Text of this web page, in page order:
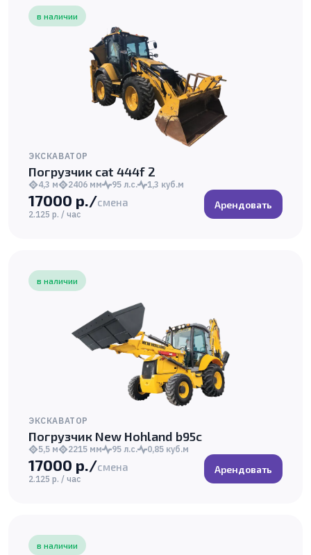
в наличии
ЭКСКАВАТОР
Погрузчик cat 444f 2
4,3 м 2406 мм 95 л.с. 1,3 куб.м
17000 р./смена
2.125 р. / час
Арендовать
в наличии
ЭКСКАВАТОР
Погрузчик New Hohland b95c
5,5 м 2215 мм 95 л.с. 0,85 куб.м
17000 р./смена
2.125 р. / час
Арендовать
в наличии